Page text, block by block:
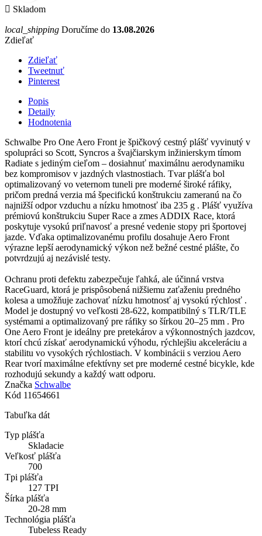
 Skladom
local_shipping Doručíme do 13.08.2026
Zdieľať
Zdieľať
Tweetnuť
Pinterest
Popis
Detaily
Hodnotenia
Schwalbe Pro One Aero Front je špičkový cestný plášť vyvinutý v
spolupráci so Scott, Syncros a švajčiarskym inžinierskym tímom
Radiate s jediným cieľom – dosiahnuť maximálnu aerodynamiku
bez kompromisov v jazdných vlastnostiach. Tvar plášťa bol
optimalizovaný vo veternom tuneli pre moderné široké ráfiky,
pričom predná verzia má špecifickú konštrukciu zameranú na čo
najnižší odpor vzduchu a nízku hmotnosť iba 235 g . Plášť využíva
prémiovú konštrukciu Super Race a zmes ADDIX Race, ktorá
poskytuje vysokú priľnavosť a presné vedenie stopy pri športovej
jazde. Vďaka optimalizovanému profilu dosahuje Aero Front
výrazne lepší aerodynamický výkon než bežné cestné plášte, čo
potvrdzujú aj nezávislé testy.
Ochranu proti defektu zabezpečuje ľahká, ale účinná vrstva
RaceGuard, ktorá je prispôsobená nižšiemu zaťaženiu predného
kolesa a umožňuje zachovať nízku hmotnosť aj vysokú rýchlosť .
Model je dostupný vo veľkosti 28‑622, kompatibilný s TLR/TLE
systémami a optimalizovaný pre ráfiky so šírkou 20–25 mm . Pro
One Aero Front je ideálny pre pretekárov a výkonnostných jazdcov,
ktorí chcú získať aerodynamickú výhodu, rýchlejšiu akceleráciu a
stabilitu vo vysokých rýchlostiach. V kombinácii s verziou Aero
Rear tvorí maximálne efektívny set pre moderné cestné bicykle, kde
rozhodujú sekundy a každý watt odporu.
Značka Schwalbe
Kód 11654661
Tabuľka dát
Typ plášťa
Skladacie
Veľkosť plášťa
700
Tpi plášťa
127 TPI
Šírka plášťa
20-28 mm
Technológia plášťa
Tubeless Ready